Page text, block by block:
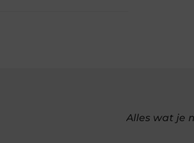
Alles wat je